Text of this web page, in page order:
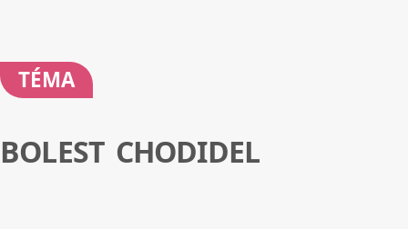
TÉMA
BOLEST CHODIDEL